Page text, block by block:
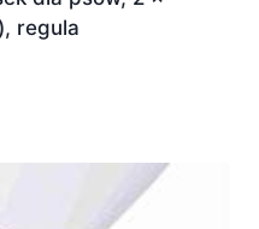
regula